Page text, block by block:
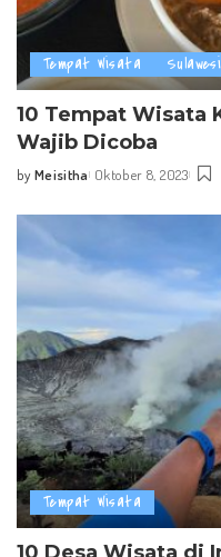
Tempat Wisata
10 Tempat Wisata
Wajib Dicoba
Posted
by Meisitha Oktober 8, 2023
Tempat Wisata